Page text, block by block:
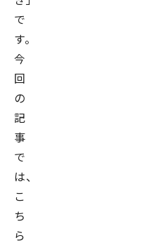
で
す。
今
回
の
記
事
で
は、
こ
ち
ら